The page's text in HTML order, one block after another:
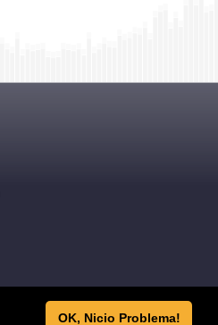
OK, Nicio Problema!